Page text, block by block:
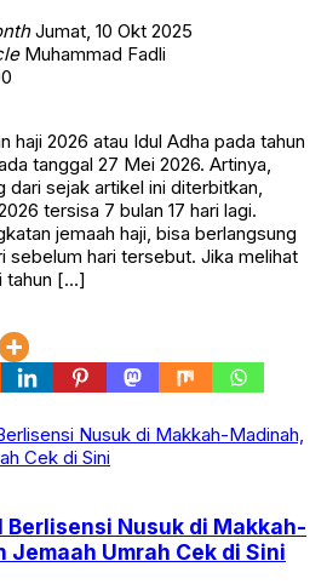
Jumat, 10 Okt 2025
Muhammad Fadli
haji 2026 atau Idul Adha pada tahun
tanggal 27 Mei 2026. Artinya,
dari sejak artikel ini diterbitkan,
tersisa 7 bulan 17 hari lagi.
jemaah haji, bisa berlangsung
sebelum hari tersebut. Jika melihat
tahun […]
Berlisensi Nusuk di Makkah-
Jemaah Umrah Cek di Sini